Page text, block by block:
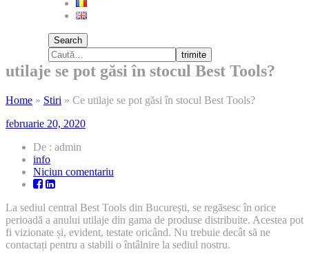
Search
trimite
utilaje se pot găsi în stocul Best Tools?
Home » Stiri » Ce utilaje se pot găsi în stocul Best Tools?
februarie 20, 2020
De : admin
info
Niciun comentariu
se
pot
găsi
în
La sediul central Best Tools din București, se regăsesc în orice
perioadă a anului utilaje din gama de produse distribuite. Acestea pot
fi vizionate și, evident, testate oricând. Nu trebuie decât să ne
contactați pentru a stabili o întâlnire la sediul nostru.